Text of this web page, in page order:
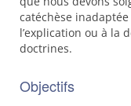
catéchèse
l’explication ou à la
doctrines.
Objectifs